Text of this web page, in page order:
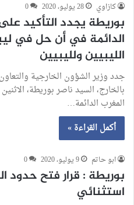
كازاوي 28 يوليو، 2020 0
بوريطة يجدد التأكيد
الدائمة في أن حل في
الليبيين ولليبيين
جدد وزير الشؤون الخارجية والتعاون
بالخارج، السيد ناصر بوريطة،
المغرب الدائمة…
أكمل القراءة »
ابو حاتم 9 يوليو، 2020 0
بوريطة : قرار فتح حدود
استثنائي